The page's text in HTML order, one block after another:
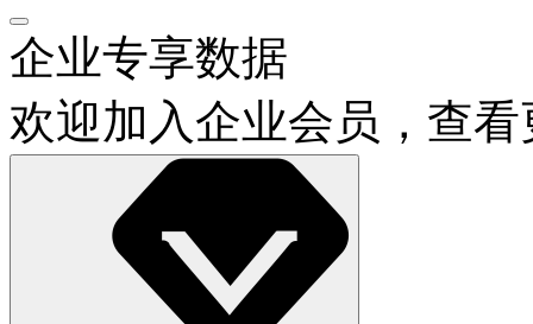
企业专享数据
欢迎加入企业会员，查